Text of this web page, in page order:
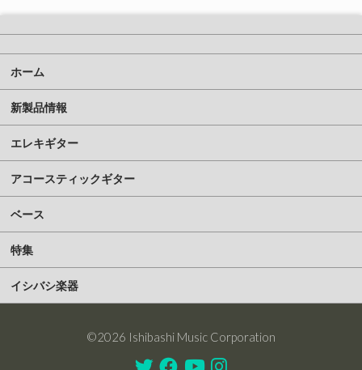
ホーム
新製品情報
エレキギター
アコースティックギター
ベース
特集
イシバシ楽器
©2026 Ishibashi Music Corporation
TwitterFacebook
YoutubeInstagram